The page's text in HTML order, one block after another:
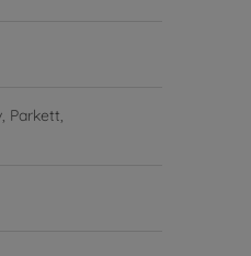
Parkett